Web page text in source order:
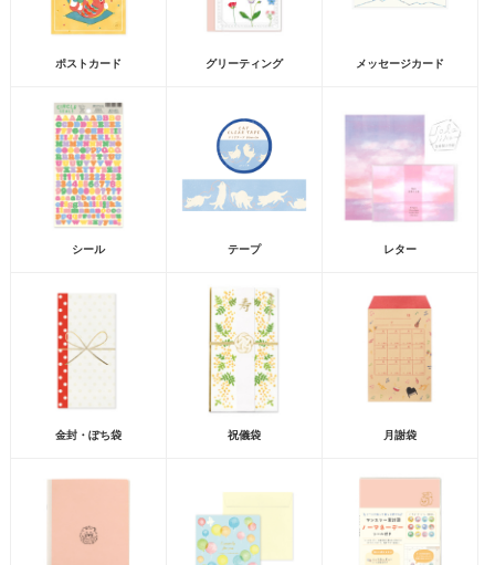
ポストカード グリーティング メッセージカード
シール テープ レター
金封・ぽち袋 祝儀袋 月謝袋